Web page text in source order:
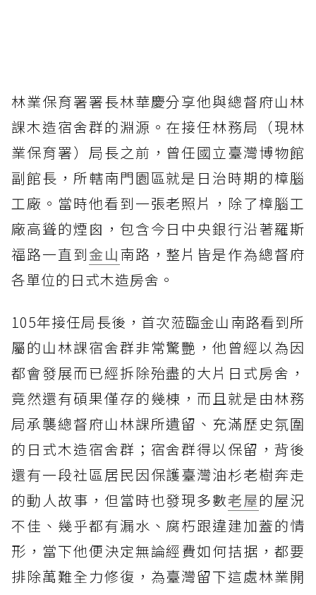
林業保育署署長林華慶分享他與總督府山林
課木造宿舍群的淵源。在接任林務局（現林
業保育署）局長之前，曾任國立臺灣博物館
副館長，所轄南門園區就是日治時期的樟腦
工廠。當時他看到一張老照片，除了樟腦工
廠高聳的煙囪，包含今日中央銀行沿著羅斯
福路一直到金山南路，整片皆是作為總督府
各單位的日式木造房舍。
105年接任局長後，首次蒞臨金山南路看到所
屬的山林課宿舍群非常驚艷，他曾經以為因
都會發展而已經拆除殆盡的大片日式房舍，
竟然還有碩果僅存的幾棟，而且就是由林務
局承襲總督府山林課所遺留、充滿歷史氛圍
的日式木造宿舍群；宿舍群得以保留，背後
還有一段社區居民因保護臺灣油杉老樹奔走
的動人故事，但當時也發現多數老屋的屋況
不佳、幾乎都有漏水、腐朽跟違建加蓋的情
形，當下他便決定無論經費如何拮据，都要
排除萬難全力修復，為臺灣留下這處林業開